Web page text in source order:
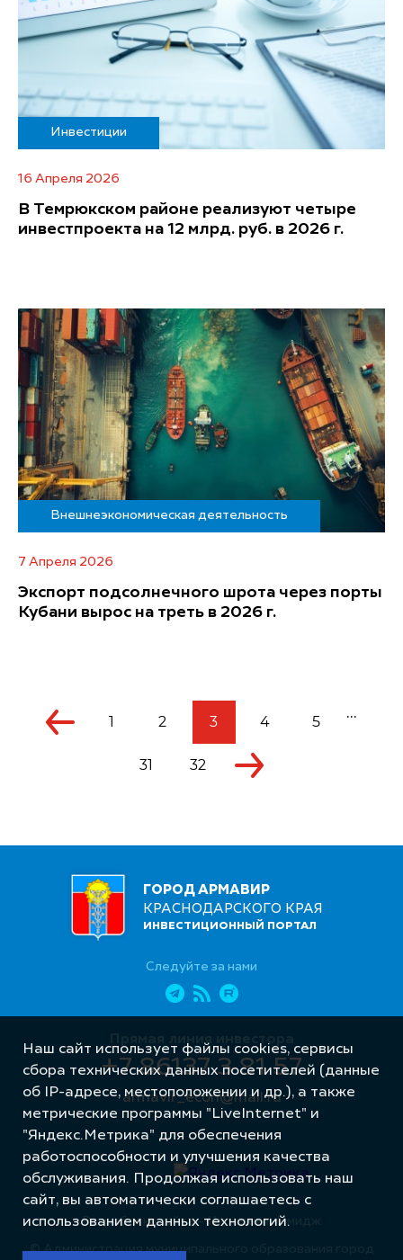
Инвестиции
16 Апреля 2026
В Темрюкском районе реализуют четыре
инвестпроекта на 12 млрд. руб. в 2026 г.
Внешнеэкономическая деятельность
7 Апреля 2026
Экспорт подсолнечного шрота через порты
Кубани вырос на треть в 2026 г.
1 2 3 4 5 ...
31 32
ГОРОД АРМАВИР
КРАСНОДАРСКОГО КРАЯ
ИНВЕСТИЦИОННЫЙ ПОРТАЛ
Следуйте за нами
Прямая линия инвестора
+7 86137 3 81 57
armavir_econ@mail.ru
© Администрация муниципального образования город
Разработка сайта – Интернет-Имидж
Наш сайт использует файлы cookies, сервисы
сбора технических данных посетителей (данные
об IP-адресе, местоположении и др.), а также
метрические программы "LiveInternet" и
"Яндекс.Метрика" для обеспечения
работоспособности и улучшения качества
обслуживания. Продолжая использовать наш
сайт, вы автоматически соглашаетесь с
использованием данных технологий.